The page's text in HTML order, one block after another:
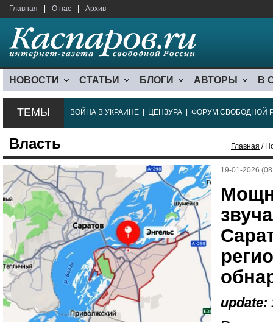
Главная О нас Архив
НОВОСТИ СТАТЬИ БЛОГИ АВТОРЫ В
ТЕМЫ ВОЙНА В УКРАИНЕ ЦЕНЗУРА ФОРУМ СВОБОДНОЙ
Власть Главная /
19-01-2026
update: